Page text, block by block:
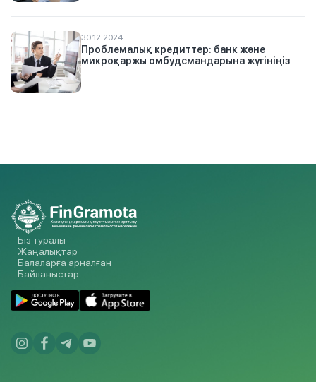
30.12.2024
Проблемалық кредиттер: банк және
микроқаржы омбудсмандарына жүгініңіз
Біз туралы
Жаңалықтар
Балаларға арналған
Байланыстар